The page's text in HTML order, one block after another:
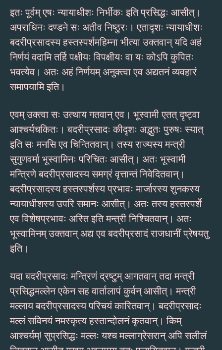
इतः पूर्वम् एषः न्यायाधीशः निर्भीकः इति प्रसिद्धः आसीत्।
अपराधिनः दण्डने सः अतीव निष्ठुरः। एतादृशः न्यायाधीशः
बदरीप्रसादस्य हस्तस्पर्शमहिम्ना भीत्या उक्तवान् यदि अहं
निर्णयं वदामि तर्हि पक्षीयः विपक्षीयः वा यः कोऽपि कुपितः
भवत्येव। अतः अहं निर्णयम् अनुक्त्वा एव अद्यतनं व्यवहारं
समापयामि इति।
एवम् उक्त्वा सः उत्थाय गतवान् एव। भूस्वामी एतत् दृष्ट्वा
आश्चर्यचकितः। बदरीप्रसादः कीदृशः अद्भुतः पुरुषः स्यात्
इति सः मनसि एव चिन्तितवान्। तस्य राज्यस्य मन्त्री
सुगुणवर्मा भूस्वामिनः परिचितः आसीत्। अतः भूस्वामी
मन्त्रिणे बदरीप्रसादस्य समग्रं वृत्तान्तं निवेदितवान्।
बदरीप्रसादस्य हस्तस्पर्शस्य प्रभावः मार्जारस्य शुनकस्य
न्यायाधीशस्य उपरि समानः आसीत्। अतः तस्य हस्तस्पर्शे
एव विशेषप्रभावः अस्ति इति मन्त्री निश्चितवान्। अतः
भूस्वामिनम् उक्तवान् अद्य एव बदरीप्रसादं राजधानीं प्रेषयतु
इति।
यदा बदरीप्रसादः मन्त्रिणं द्रष्टुम् आगतवान् तदा मन्त्री
प्रसिद्धमल्लेन एकेन सह वार्तालापं कुर्वन् आसीत्। मन्त्री
मल्लाय बदरीप्रसादस्य परिचयं कारितवान्। बदरीप्रसादः
मल्लं सविनयं नमस्कृत्य हस्तान्दोलनं कृतवान्। किम्
आश्चर्यम्! सुप्रसिद्धः मल्लः यश्च मल्लाग्रेसरान् अपि सलीलं